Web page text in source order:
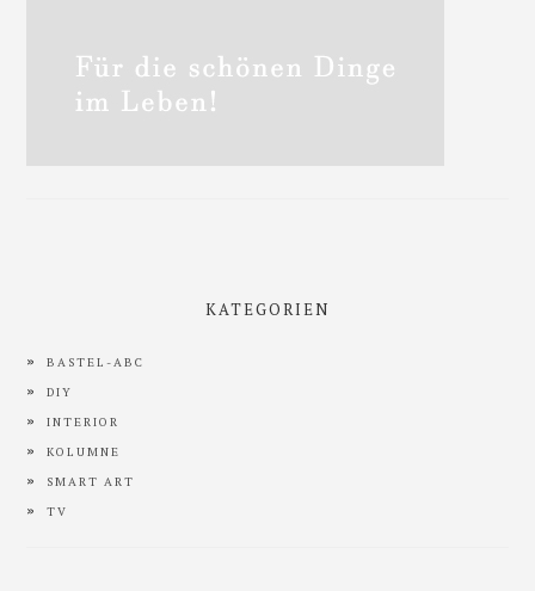
KATEGORIEN
BASTEL-ABC
DIY
INTERIOR
KOLUMNE
SMART ART
TV